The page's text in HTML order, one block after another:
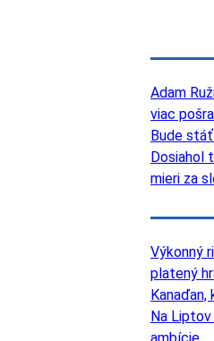
Adam
viac
Bude
Dosiahol
mieri za
Výkonný
platený
Na
ambície